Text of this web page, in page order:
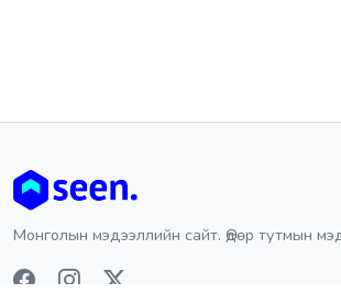
Монголын мэдээллийн сайт. Өдөр тутмын